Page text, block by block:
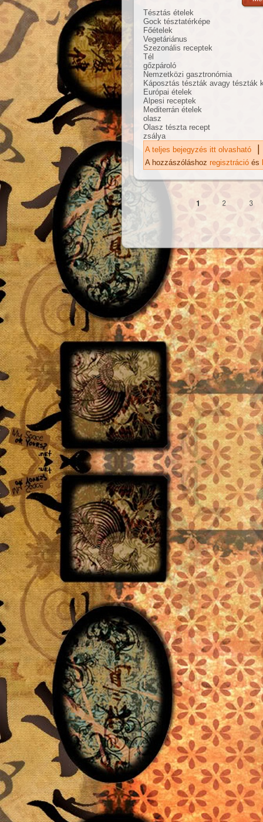
Tésztás ételek
Gock tésztatérképe
Főételek
Vegetáriánus
Szezonális receptek
Tél
gőzpároló
Nemzetközi gasztronómia
Káposztás tészták avagy tészták
Európai ételek
Alpesi receptek
Mediterrán ételek
olasz
Olasz tészta recept
zsálya
A teljes bejegyzés itt olvasható
|
A hozzászóláshoz regisztráció és
Oldalak